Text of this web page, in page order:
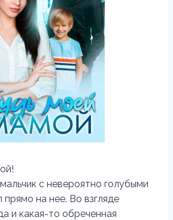
с невероятно голубыми
прямо на нее. Во взгляде
и какая-то обреченная